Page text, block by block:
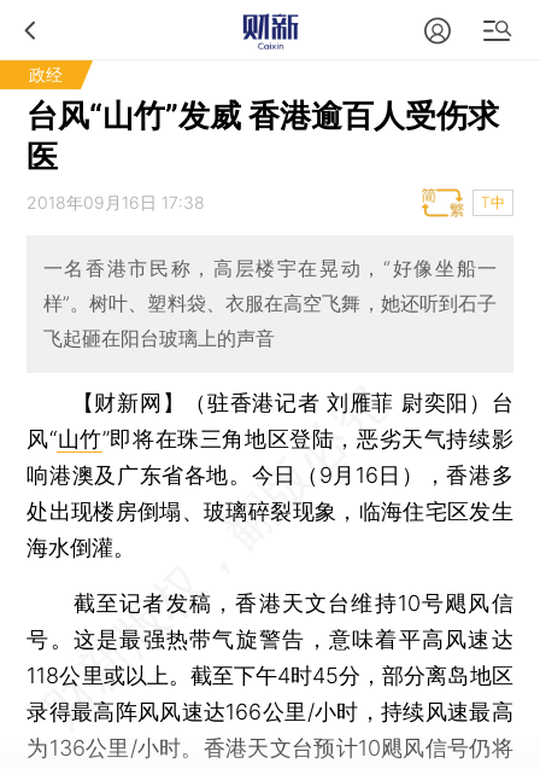
政经
台风“山竹”发威 香港逾百人受伤求
医
2018年09月16日 17:38 T中
一名香港市民称，高层楼宇在晃动，“好像坐船一
样”。树叶、塑料袋、衣服在高空飞舞，她还听到石子
飞起砸在阳台玻璃上的声音
【财新网】（驻香港记者 刘雁菲 尉奕阳） 台
风“山竹”即将在珠三角地区登陆，恶劣天气持续影
响港澳及广东省各地。今日（9月16日），香港多
处出现楼房倒塌、玻璃碎裂现象，临海住宅区发生
海水倒灌。
截至记者发稿，香港天文台维持10号飓风信
号。这是最强热带气旋警告，意味着平高风速达
118公里或以上。截至下午4时45分，部分离岛地区
录得最高阵风风速达166公里/小时，持续风速最高
为136公里/小时。香港天文台预计10飓风信号仍将